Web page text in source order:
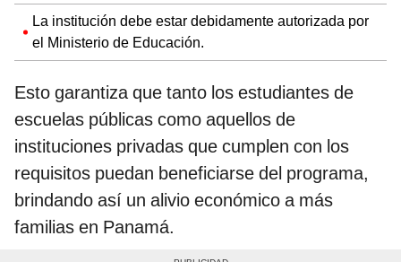
La institución debe estar debidamente autorizada por
el Ministerio de Educación.
Esto garantiza que tanto los estudiantes de
escuelas públicas como aquellos de
instituciones privadas que cumplen con los
requisitos puedan beneficiarse del programa,
brindando así un alivio económico a más
familias en Panamá.